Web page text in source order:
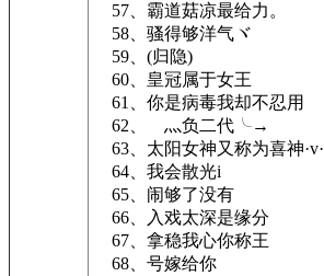
57、霸道菇凉最给力。
58、骚得够洋气ヾ
59、(归隐)
60、皇冠属于女王
61、你是病毒我却不忍用
62、ゞ灬负二代╰→
63、太阳女神又称为喜神·v·
64、我会散光i
65、闹够了没有
66、入戏太深是缘分
67、拿稳我心你称王
68、号嫁给你